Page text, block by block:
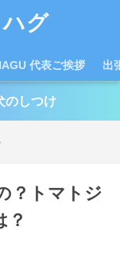
グ
代表ご挨拶 出
のしつけ
？トマトジ
？